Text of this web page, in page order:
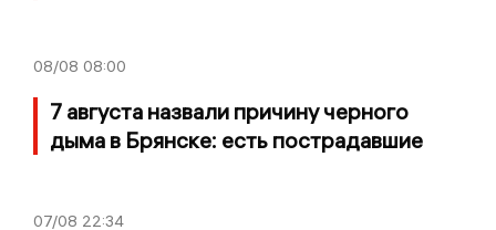
08/08 08:00
7 августа назвали причину черного
дыма в Брянске: есть пострадавшие
07/08 22:34